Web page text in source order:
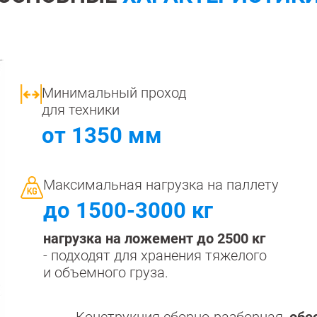
ПО КОЛ-ВУ ПОЛОК
5
Показать еще
ПО МАТЕРИАЛУ /
Порошковое покрытие
Оцинкованные
Антикоррозийное
ПО
Тяжелые
ПО РАЗМЕРУ
Узкие
ШИН/КОЛЕС
Для 8 шин
Минимальный проход
для техники
от 1350 мм
Максимальная нагрузка на паллету
до 1500-3000 кг
нагрузка на ложемент до2500 кг
- подходят для хранения тяжелого
и объемного груза.